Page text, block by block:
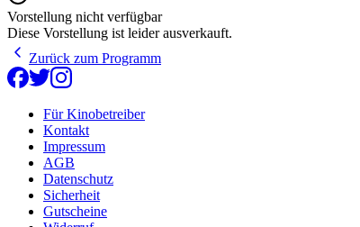
Vorstellung nicht verfügbar
Diese Vorstellung ist leider ausverkauft.
Zurück zum Programm
Für Kinobetreiber
Kontakt
Impressum
AGB
Datenschutz
Sicherheit
Gutscheine